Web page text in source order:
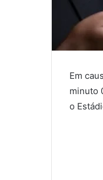
Em
minuto
o